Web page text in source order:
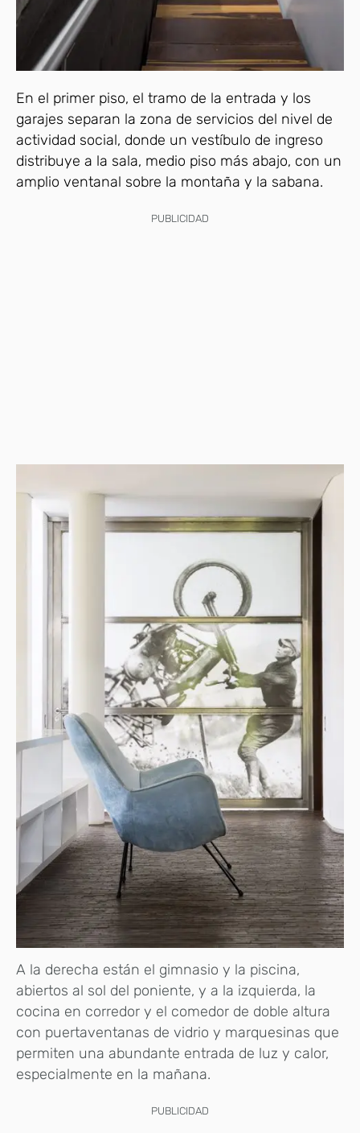
En el primer piso, el tramo de la entrada y los
garajes separan la zona de servicios del nivel de
actividad social, donde un vestíbulo de ingreso
distribuye a la sala, medio piso más abajo, con un
amplio ventanal sobre la montaña y la sabana.
PUBLICIDAD
A la derecha están el gimnasio y la piscina,
abiertos al sol del poniente, y a la izquierda, la
cocina en corredor y el comedor de doble altura
con puertaventanas de vidrio y marquesinas que
permiten una abundante entrada de luz y calor,
especialmente en la mañana.
PUBLICIDAD